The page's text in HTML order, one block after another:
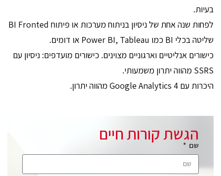
בעיות.
לפחות שנה אחת של ניסיון בניתוח מערכות או פיתוח BI Fronted
שליטה בכלי BI כמו Power BI, Tableau או דומים.
כישורים אנליטיים וארגוניים מצוינים. כישורים מועדפים: ניסיון עם
SSRS מהווה יתרון משמעותי.
היכרות עם Google Analytics 4 מהווה יתרון.
הגשת קורות חיים
שם